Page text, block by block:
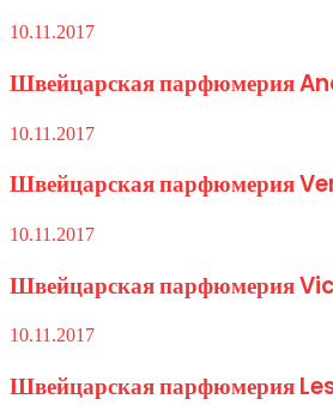
10.11.2017
Швейцарская парфюмерия
10.11.2017
Швейцарская парфюмерия
10.11.2017
Швейцарская парфюмерия
10.11.2017
Швейцарская парфюмерия